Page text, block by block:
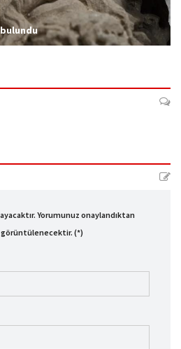
bulundu
Yorumunuz onaylandıktan
görüntülenecektir. (*)